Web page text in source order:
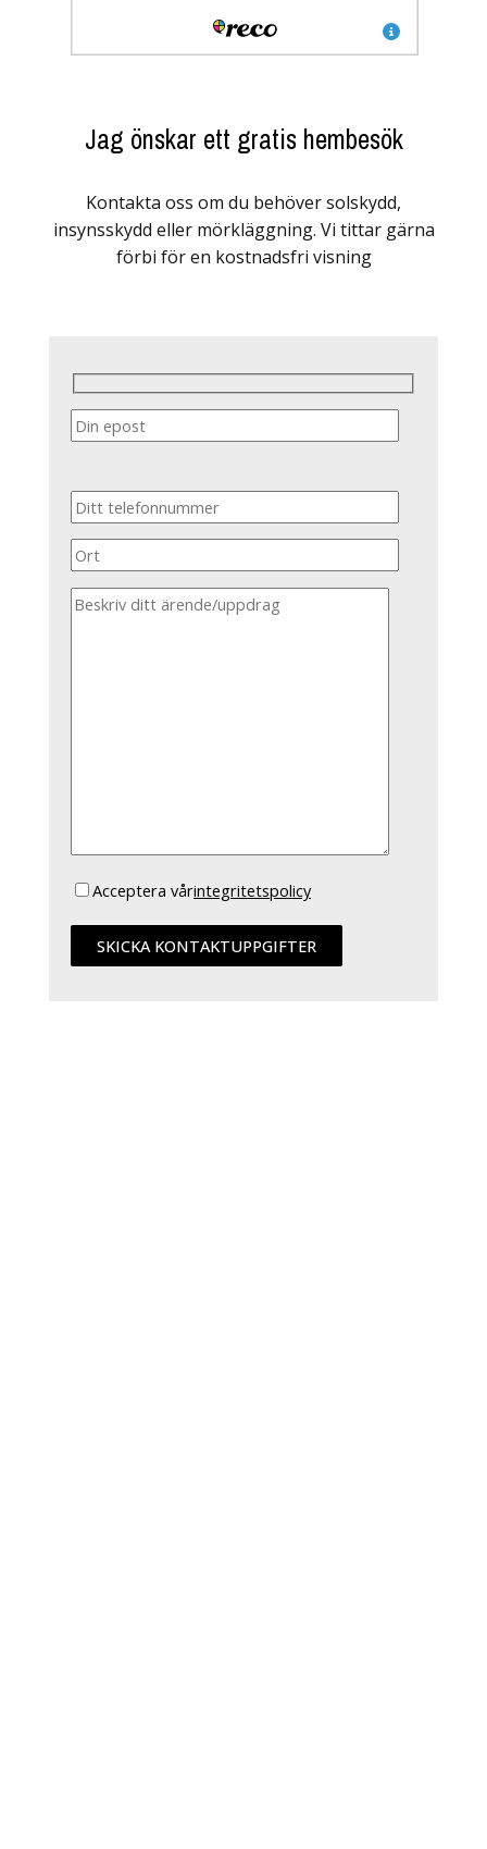
Jag önskar ett gratis hembesök
Kontakta oss om du behöver solskydd,
insynsskydd eller mörkläggning. Vi tittar gärna
förbi för en kostnadsfri visning
Acceptera vårintegritetspolicy